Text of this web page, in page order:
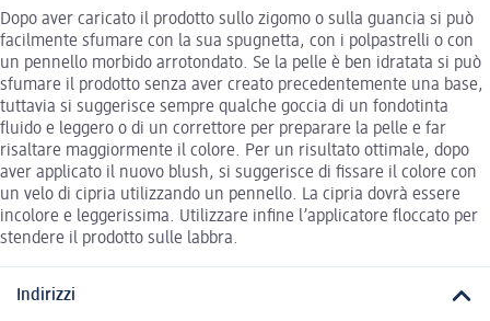
Dopo aver caricato il prodotto sullo zigomo o sulla guancia si può
facilmente sfumare con la sua spugnetta, con i polpastrelli o con
un pennello morbido arrotondato. Se la pelle è ben idratata si può
sfumare il prodotto senza aver creato precedentemente una base,
tuttavia si suggerisce sempre qualche goccia di un fondotinta
fluido e leggero o di un correttore per preparare la pelle e far
risaltare maggiormente il colore. Per un risultato ottimale, dopo
aver applicato il nuovo blush, si suggerisce di fissare il colore con
un velo di cipria utilizzando un pennello. La cipria dovrà essere
incolore e leggerissima. Utilizzare infine l’applicatore floccato per
stendere il prodotto sulle labbra.
Indirizzi